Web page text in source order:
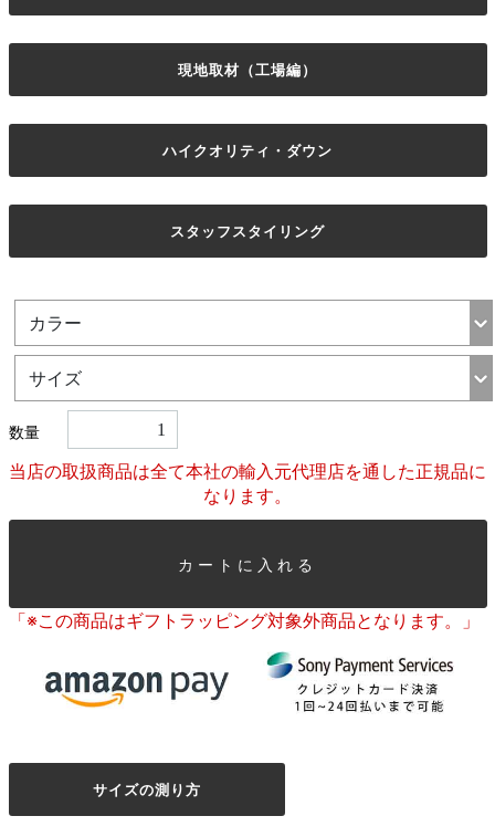
現地取材（工場編）
ハイクオリティ・ダウン
スタッフスタイリング
数量
当店の取扱商品は全て本社の輸入元代理店を通した正規品に
なります。
カートに入れる
「※この商品はギフトラッピング対象外商品となります。」
サイズの測り方